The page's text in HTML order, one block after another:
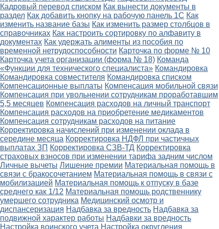
Кадровый перевод списком Как вынести документы в
раздел Как добавить кнопку на рабочую панель 1С Как
изменить название базы Как изменить размер столбцов в
справочниках Как настроить сортировку по алфавиту в
документах Как удержать алименты из пособия по
временной нетрудоспособности Карточка по форме № 10
Карточка учета организации (форма № 18) Команда
«Функции для технического специалиста» Командировка
Командировка совместителя Командировка списком
Компенсационные выплаты Компенсация мобильной связи
Компенсация при увольнении сотрудникам проработавшим
5,5 месяцев Компенсация расходов на личный транспорт
Компенсация расходов на приобретение медикаментов
Компенсация сотрудникам расходов на питание
Корректировка начислений при изменении оклада в
середине месяца Корректировка НДФЛ при частичных
выплатах ЗП Корректировка СЗВ-ТД Корректировка
страховых взносов при изменении тарифа задним числом
Личные вычеты Лишение премии Материальная помощь в
связи с бракосочетанием Материальная помощь в связи с
мобилизацией Материальная помощь к отпуску в базе
среднего как 1/12 Материальная помощь родственнику
умершего сотрудника Медицинский осмотр и
диспансеризация Надбавка за вредность Надбавка за
подвижной характер работы Надбавки за вредность
Настройка воинского учета Настройка округления